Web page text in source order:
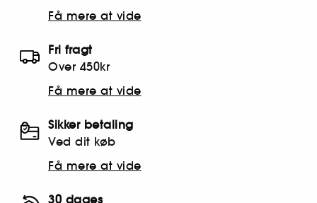
Få mere at vide
Fri fragt
Over 450kr
Få mere at vide
Sikker betaling
Ved dit køb
Få mere at vide
30 dages